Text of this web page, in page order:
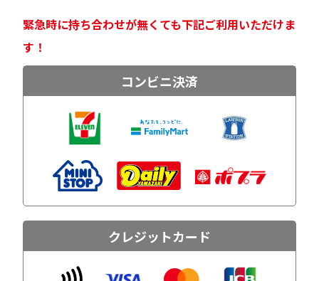
緊急時に持ち合わせが無くても下記ご利用いただけま
す！
コンビニ決済
クレジットカード